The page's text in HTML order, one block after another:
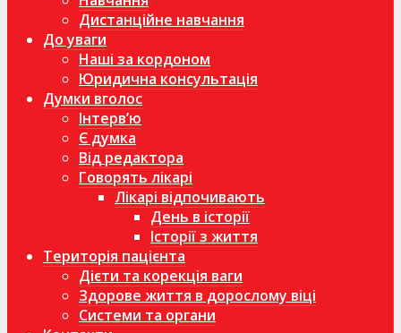
Дистанційне навчання
До уваги
Наші за кордоном
Юридична консультація
Думки вголос
Інтерв’ю
Є думка
Від редактора
Говорять лікарі
Лікарі відпочивають
День в історії
Історії з життя
Територія пацієнта
Дієти та корекція ваги
Здорове життя в дорослому віці
Системи та органи